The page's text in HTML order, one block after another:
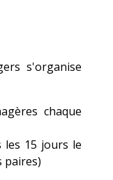
s'organise
chaque
les 15 jours le
paires)